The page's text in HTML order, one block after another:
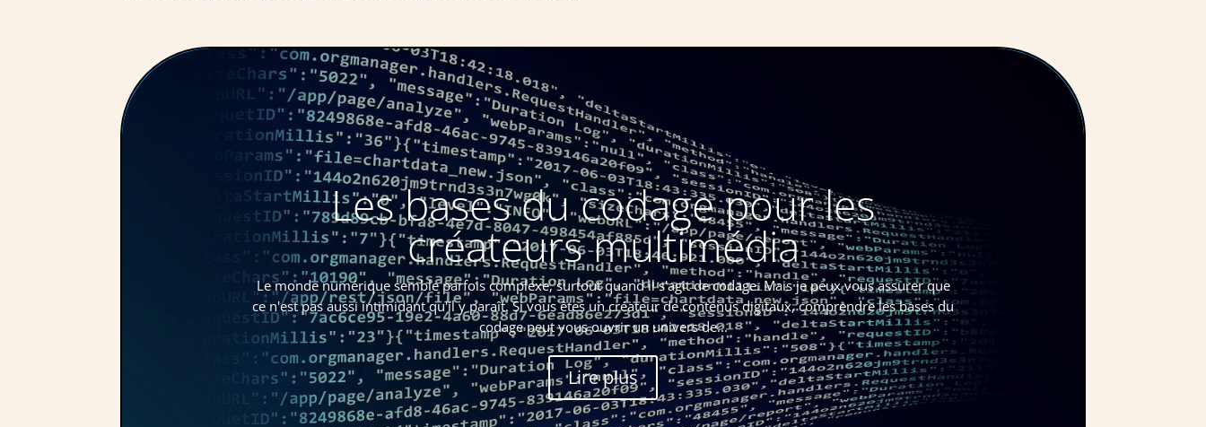
Les bases du codage pour les
créateurs multimédia
Le monde numérique semble parfois complexe, surtout quand il s'agit de codage. Mais je peux vous assurer que
ce n'est pas aussi intimidant qu'il y paraît. Si vous êtes un créateur de contenus digitaux, comprendre les bases du
codage peut vous ouvrir un univers de...
Lire plus